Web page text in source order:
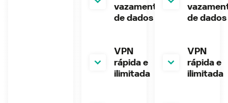
vazamento
de dados
de dados
VPN
rápida e
ilimitada
VPN
rápida e
ilimitada